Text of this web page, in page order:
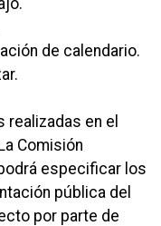
de calendario.
en el
Comisión
especificar los
pública del
por parte de